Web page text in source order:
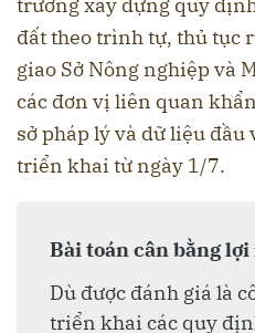
trương xây dựng quy
đất theo trình tự, thủ tục
giao Sở Nông nghiệp và
các đơn vị liên quan
sở pháp lý và dữ liệu
triển khai từ ngày 1/7.
Bài toán cân bằng
Dù được đánh giá là
triển khai các quy